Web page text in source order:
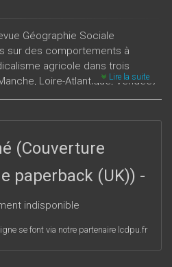
Géographie Sociale
sur des comportements à
agricole dans trois
Loire-Atlantique, Vendée)
à...
Lire la suite
(Couverture
paperback (UK)) -
indisponible
se font via notre partenaire lcdpu.fr